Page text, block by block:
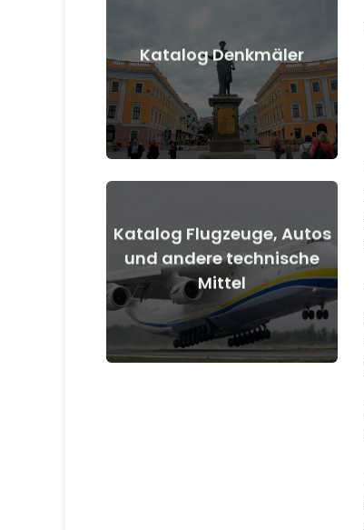
Katalog Denkmäler
Denkmäler, Kunstwerke vor und
nach Kriegsbeginn
Details anzeigen
Katalog Flugzeuge, Autos
und andere technische
Mittel
Flugzeuge, Autos, technische Mittel
vor und nach Kriegsbeginn
Details anzeigen